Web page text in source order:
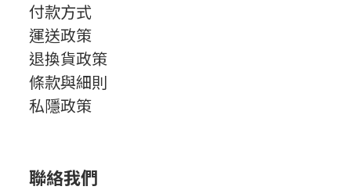
付款方式
運送政策
退換貨政策
條款與細則
私隱政策
聯絡我們